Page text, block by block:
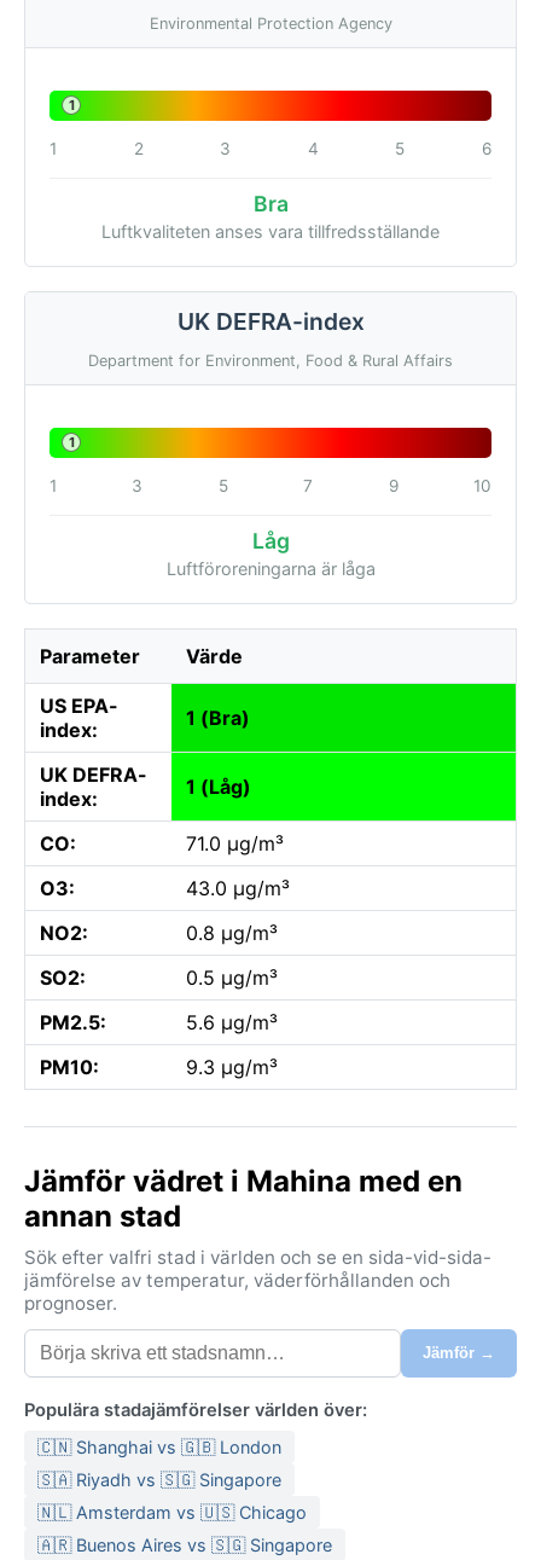
Environmental Protection Agency
1
1 2 3 4 5 6
Bra
Luftkvaliteten anses vara tillfredsställande
UK DEFRA-index
Department for Environment, Food & Rural Affairs
1
1 3 5 7 9 10
Låg
Luftföroreningarna är låga
Parameter Värde
US EPA-
index:
1 (Bra)
UK DEFRA-
index:
1 (Låg)
CO:
71.0 µg/m³
O3:
43.0 µg/m³
NO2:
0.8 µg/m³
SO2:
0.5 µg/m³
PM2.5:
5.6 µg/m³
PM10:
9.3 µg/m³
Jämför vädret i Mahina med en
annan stad
Sök efter valfri stad i världen och se en sida-vid-sida-
jämförelse av temperatur, väderförhållanden och
prognoser.
Jämför →
Populära stadajämförelser världen över:
🇨🇳 Shanghai vs 🇬🇧 London
🇸🇦 Riyadh vs 🇸🇬 Singapore
🇳🇱 Amsterdam vs 🇺🇸 Chicago
🇦🇷 Buenos Aires vs 🇸🇬 Singapore